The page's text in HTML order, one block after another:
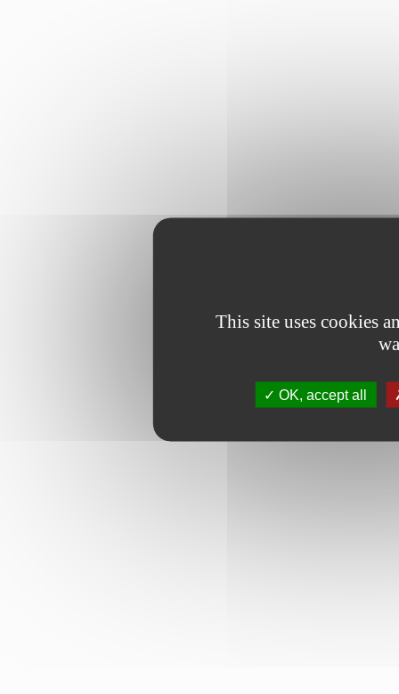
This site uses cookies
OK, accept all